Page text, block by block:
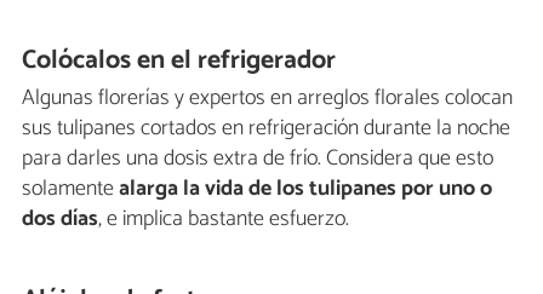
Colócalos en el refrigerador
Algunas florerías y expertos en arreglos florales colocan
sus tulipanes cortados en refrigeración durante la noche
para darles una dosis extra de frío. Considera que esto
solamentealarga la vida de los tulipanes por uno o
dos días, e implica bastante esfuerzo.